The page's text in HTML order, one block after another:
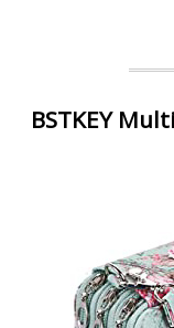
BSTKEY